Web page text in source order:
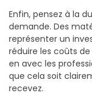
Enfin, pensez à la
demande. Des
représenter un
réduire les coûts
en avec les
que cela soit
recevez.